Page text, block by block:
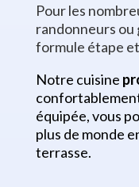
Pour les
randonneurs ou
formule étape
Notre cuisine
équipée, vous
plus de monde
terrasse.